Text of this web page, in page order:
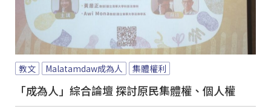
教文 Malatamdaw成為人 集體權利
「成為人」綜合論壇 探討原民集體權、個人權